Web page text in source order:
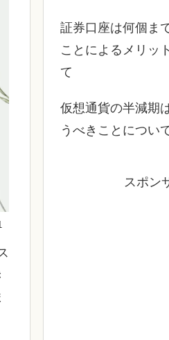
証券口座は何個ま
ことによるメリッ
て
仮想通貨の半減期
うべきことについ
スポン